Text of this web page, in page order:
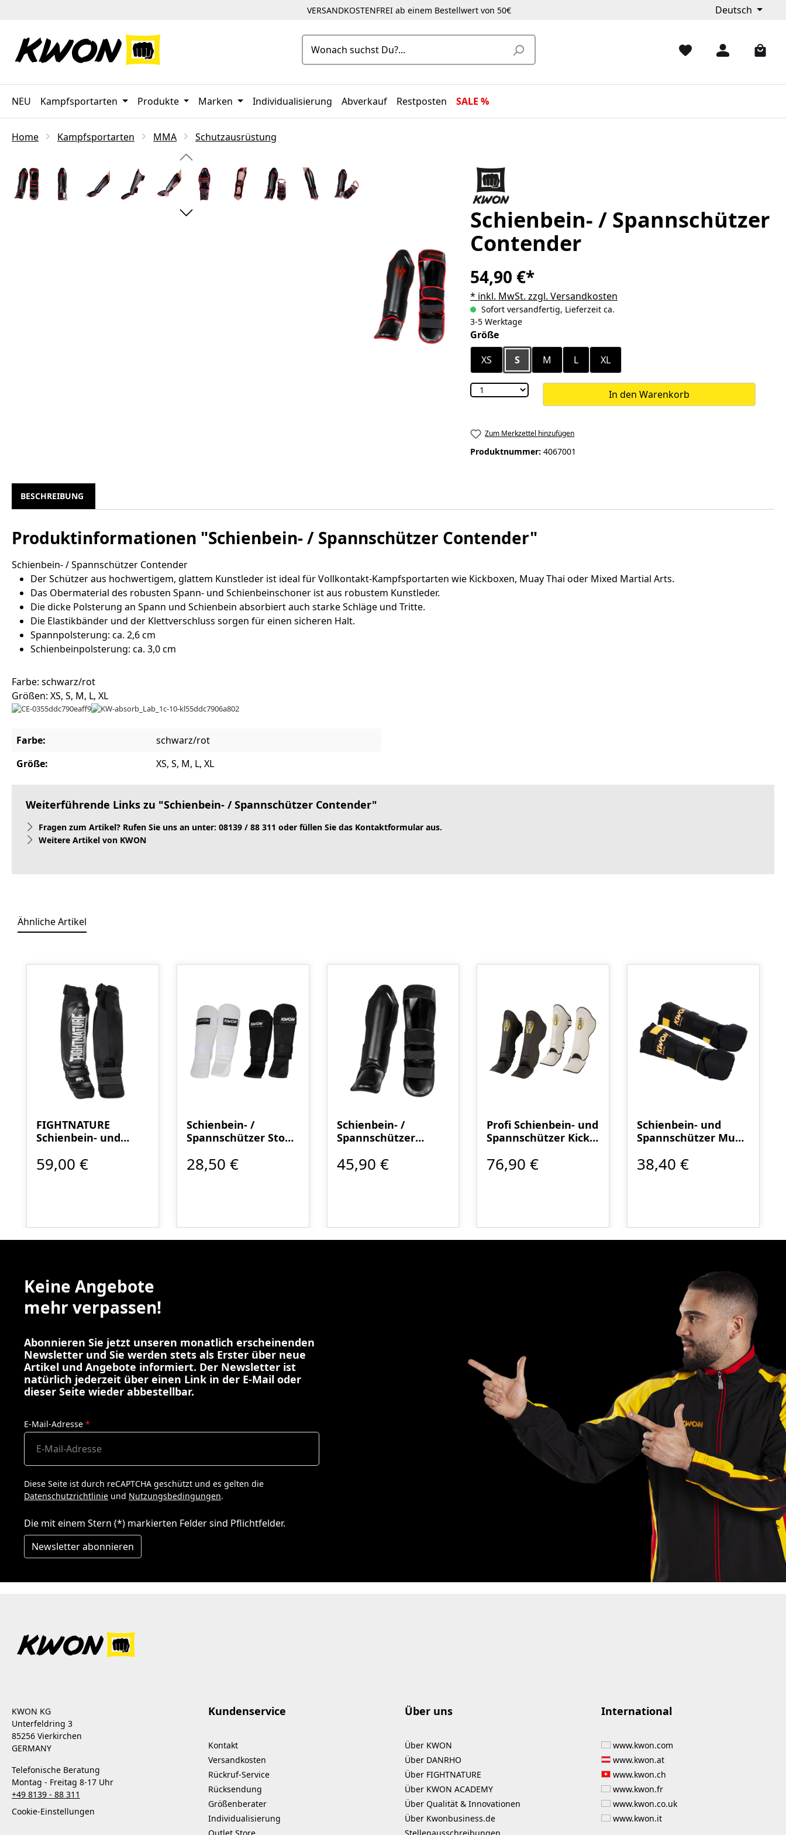
VERSANDKOSTENFREI ab einem Bestellwert von 50€ Deutsch
NEU Kampfsportarten Produkte Marken Individualisierung Abverkauf Restposten SALE %
Home Kampfsportarten MMA Schutzausrüstung
Bildergalerie überspringen
Schienbein- / Spannschützer
Contender
54,90 €*
* inkl. MwSt. zzgl. Versandkosten
Sofort versandfertig, Lieferzeit ca.
3-5 Werktage
Größeauswählen
XS
S M L XL
In den Warenkorb
Zum Merkzettel hinzufügen
Produktnummer: 4067001
BESCHREIBUNG
Produktinformationen "Schienbein- / Spannschützer Contender"
Schienbein- / Spannschützer Contender
Der Schützer aus hochwertigem, glattem Kunstleder ist ideal für Vollkontakt-Kampfsportarten wie Kickboxen, Muay Thai oder Mixed Martial Arts.
Das Obermaterial des robusten Spann- und Schienbeinschoner ist aus robustem Kunstleder.
Die dicke Polsterung an Spann und Schienbein absorbiert auch starke Schläge und Tritte.
Die Elastikbänder und der Klettverschluss sorgen für einen sicheren Halt.
Spannpolsterung: ca. 2,6 cm
Schienbeinpolsterung: ca. 3,0 cm
Farbe: schwarz/rot
Größen: XS, S, M, L, XL
Farbe:
schwarz/rot
Größe:
XS, S, M, L, XL
Weiterführende Links zu "Schienbein- / Spannschützer Contender"
Fragen zum Artikel? Rufen Sie uns an unter: 08139 / 88 311 oder füllen Sie das Kontaktformular aus.
Weitere Artikel von KWON
Ähnliche Artikel
FIGHTNATURE
Schienbein- und
MMA
59,00 €
Schienbein- /
Spannschützer Stoff
28,50 €
Schienbein- /
Spannschützer
45,90 €
Profi Schienbein- und
Spannschützer Kick
76,90 €
Schienbein- und
Spannschützer Muay
38,40 €
Keine Angebote
mehr verpassen!
Abonnieren Sie jetzt unseren monatlich erscheinenden
Newsletter und Sie werden stets als Erster über neue
Artikel und Angebote informiert. Der Newsletter ist
natürlich jederzeit über einen Link in der E-Mail oder
dieser Seite wieder abbestellbar.
E-Mail-Adresse *
Diese Seite ist durch reCAPTCHA geschützt und es gelten die
Datenschutzrichtlinie und Nutzungsbedingungen.
Die mit einem Stern (*) markierten Felder sind Pflichtfelder.
Newsletter abonnieren
KWON KG
Unterfeldring 3
85256 Vierkirchen
GERMANY
Telefonische Beratung
Montag - Freitag 8-17 Uhr
+49 8139 - 88 311
Cookie-Einstellungen
Kundenservice
Kontakt
Versandkosten
Rückruf-Service
Rücksendung
Größenberater
Individualisierung
Über uns
Über KWON
Über DANRHO
Über FIGHTNATURE
Über KWON ACADEMY
Über Qualität & Innovationen
Über Kwonbusiness.de
International
www.kwon.com
www.kwon.at
www.kwon.ch
www.kwon.fr
www.kwon.co.uk
www.kwon.it